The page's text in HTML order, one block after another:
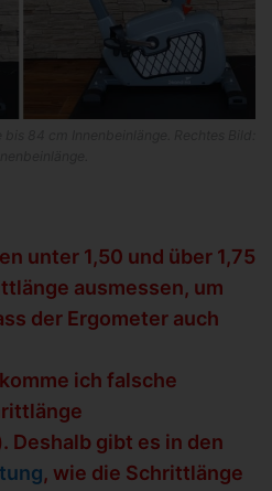
unter 1,50 und über 1,75
ausmessen, um
der Ergometer auch
ich falsche
Deshalb gibt es in den
, wie die Schrittlänge